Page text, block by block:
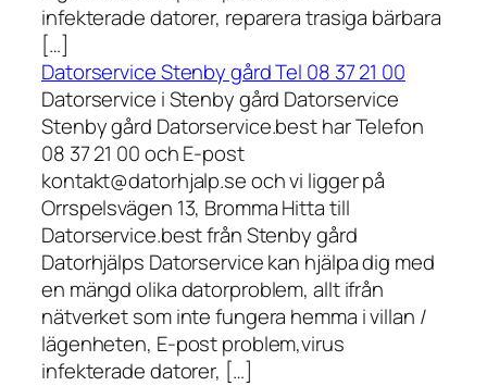
infekterade datorer, reparera trasiga bärbara
[…]
Datorservice Stenby gård Tel 08 37 21 00
Datorservice i Stenby gård Datorservice
Stenby gård Datorservice.best har Telefon
08 37 21 00 och E-post
kontakt@datorhjalp.se och vi ligger på
Orrspelsvägen 13, Bromma Hitta till
Datorservice.best från Stenby gård
Datorhjälps Datorservice kan hjälpa dig med
en mängd olika datorproblem, allt ifrån
nätverket som inte fungera hemma i villan /
lägenheten, E-post problem,virus
infekterade datorer, […]